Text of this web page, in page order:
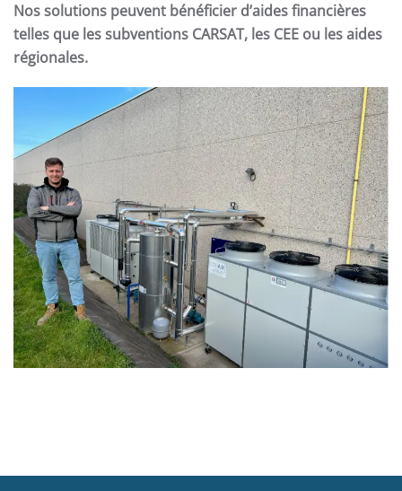
Nos solutions peuvent bénéficier d’aides financières
telles que les subventions CARSAT, les CEE ou les aides
régionales.